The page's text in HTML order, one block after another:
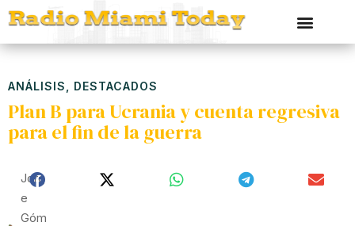
ANÁLISIS DESTACADOS
Plan B para Ucrania y cuenta regresiva
para el fin de la guerra
Jorg
E
Góm